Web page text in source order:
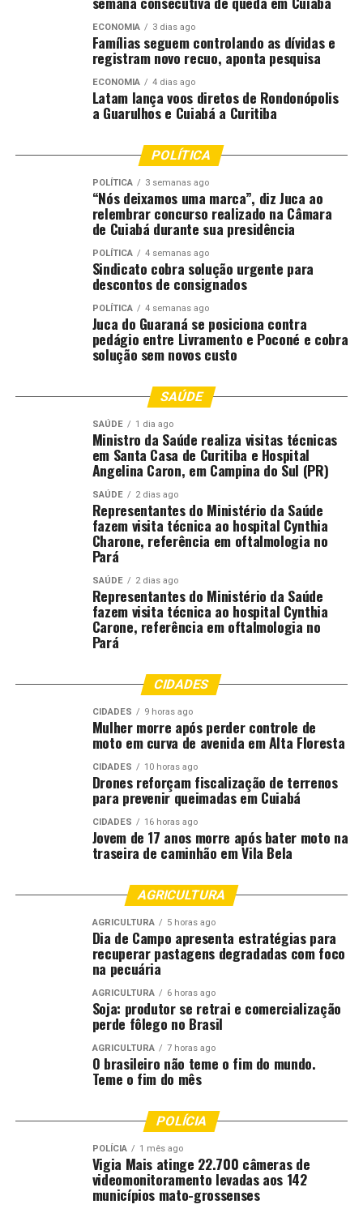
para assegurar que esses direitos sejam respeitados e
Para a coordenadora da Proteção Social Especial,
Jocileize Alcântara Rondon e Silva, a participação
integrada das equipes foi fundamental para ampliar o
alcance das ações.
“As atividades do Junho PETI demonstraram a força da
atuação em rede. Conseguimos levar informação a
diferentes públicos, aproximar os serviços da população
e reforçar que o combate ao trabalho infantil depende
do envolvimento de toda a sociedade. Quando
orientamos famílias, estudantes e comunidade sobre os
riscos e as consequências dessa violação de direitos,
fortalecemos a prevenção e ampliamos a capacidade de
identificação e encaminhamento dos casos.”
O Programa de Erradicação do Trabalho Infantil (PETI)
integra a Política Nacional de Assistência Social e
desenvolve ações voltadas à prevenção e ao
enfrentamento dessa violação de direitos, articulando
serviços socioassistenciais e políticas públicas para
proteger crianças e adolescentes. Em Várzea Grande, o
trabalho é realizado de forma permanente pela
Secretaria Municipal de Assistência Social, por meio da
rede de proteção, com ações educativas,
acompanhamento familiar e articulação entre
diferentes órgãos para garantir que meninos e meninas
tenham seus direitos plenamente assegurados.
Galeria de Fotos(6 fotos)
Comentários
RELATED TOPICS: COMBATE
JUNHO MOBILIZA
POLITICA
PROTEÇÃO REDE REFORÇA
TRABALHO
Professoras de Várzea Grande lançam livro infantil
sobre amor e superação da violência
Dia D mobiliza famílias e reforça cuidado com a saúde
preventiva em Várzea Grande
ECONOMIA 3 dias ago
Famílias seguem controlando as dívidas e
registram novo recuo, aponta pesquisa
ECONOMIA 4 dias ago
Latam lança voos diretos de Rondonópolis
a Guarulhos e Cuiabá a Curitiba
POLÍTICA
POLÍTICA 3 semanas ago
“Nós deixamos uma marca”, diz Juca ao
relembrar concurso realizado na Câmara
de Cuiabá durante sua presidência
POLÍTICA 4 semanas ago
Sindicato cobra solução urgente para
descontos de consignados
POLÍTICA 4 semanas ago
Juca do Guaraná se posiciona contra
pedágio entre Livramento e Poconé e cobra
solução sem novos custo
SAÚDE
SAÚDE 1 dia ago
Ministro da Saúde realiza visitas técnicas
em Santa Casa de Curitiba e Hospital
Angelina Caron, em Campina do Sul (PR)
SAÚDE 2 dias ago
Representantes do Ministério da Saúde
fazem visita técnica ao hospital Cynthia
Charone, referência em oftalmologia no
Pará
SAÚDE 2 dias ago
Representantes do Ministério da Saúde
fazem visita técnica ao hospital Cynthia
Carone, referência em oftalmologia no
Pará
CIDADES
CIDADES 9 horas ago
Mulher morre após perder controle de
moto em curva de avenida em Alta Floresta
CIDADES 10 horas ago
Drones reforçam fiscalização de terrenos
para prevenir queimadas em Cuiabá
CIDADES 16 horas ago
Jovem de 17 anos morre após bater moto na
traseira de caminhão em Vila Bela
AGRICULTURA
AGRICULTURA 5 horas ago
Dia de Campo apresenta estratégias para
recuperar pastagens degradadas com foco
na pecuária
AGRICULTURA 6 horas ago
Soja: produtor se retrai e comercialização
perde fôlego no Brasil
AGRICULTURA 7 horas ago
O brasileiro não teme o fim do mundo.
Teme o fim do mês
POLÍCIA
POLÍCIA 1 mês ago
Vigia Mais atinge 22.700 câmeras de
videomonitoramento levadas aos 142
municípios mato-grossenses